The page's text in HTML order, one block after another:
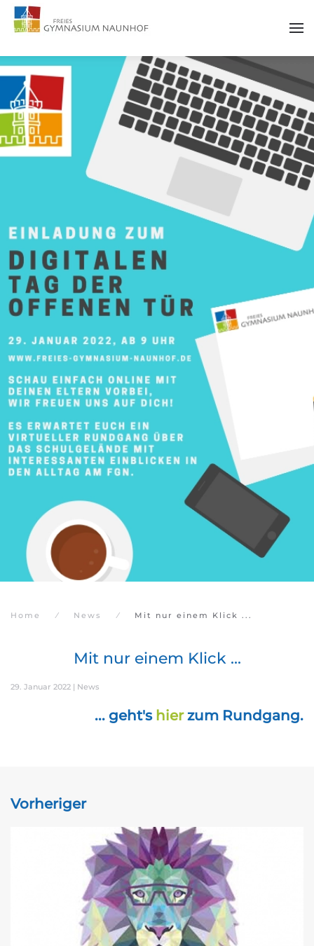
Zum Hauptinhalt springen
Home News Mit nur einem Klick ...
Mit nur einem Klick ...
29. Januar 2022 | News
... geht's hierzum Rundgang.
Vorheriger